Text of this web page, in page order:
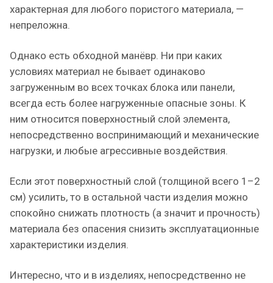
характерная для любого пористого материала, —
непреложна.
Однако есть обходной манёвр. Ни при каких
условиях материал не бывает одинаково
загруженным во всех точках блока или панели,
всегда есть более нагруженные опасные зоны. К
ним относится поверхностный слой элемента,
непосредственно воспринимающий и механические
нагрузки, и любые агрессивные воздействия.
Если этот поверхностный слой (толщиной всего 1–2
см) усилить, то в остальной части изделия можно
спокойно снижать плотность (а значит и прочность)
материала без опасения снизить эксплуатационные
характеристики изделия.
Интересно, что и в изделиях, непосредственно не